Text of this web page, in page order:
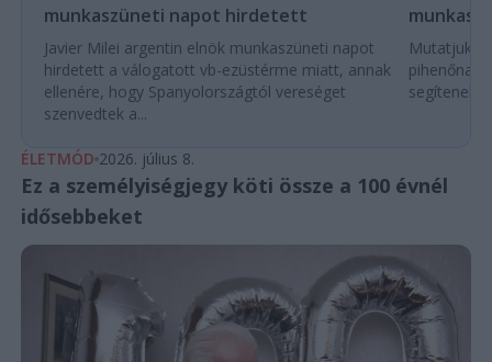
munkaszüneti napot hirdetett
Javier Milei argentin elnök munkaszüneti napot
hirdetett a válogatott vb-ezüstérme miatt, annak
ellenére, hogy Spanyolországtól vereséget
szenvedtek a...
Mutatjuk a
segítenek
ÉLETMÓD 2026. július 8.
Ez a személyiségjegy köti össze a 100 évnél
idősebbeket